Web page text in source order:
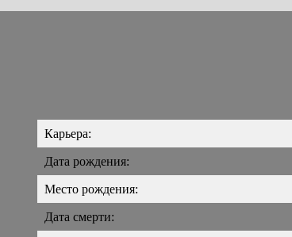
Карьера:
Дата рождения:
Место рождения:
Дата смерти: